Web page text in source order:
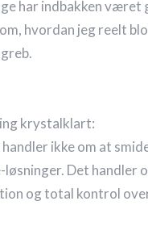
har indbakken været
hvordan jeg reelt
krystalklart:
ikke om at
Det handler
og total kontrol